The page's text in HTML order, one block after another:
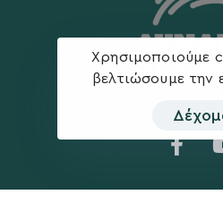
Χρησιμοποιούμε
βελτιώσουμε την